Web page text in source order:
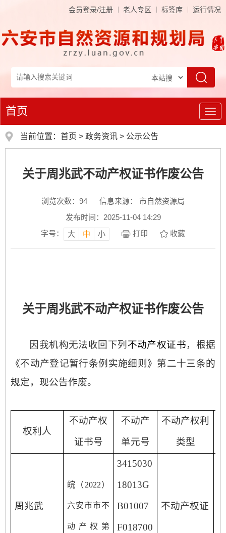
会员登录/注册 老人专区 标签库 运行情况
导
首页
当前位置： 首页 > 政务资讯 > 公示公告
关于周兆武不动产权证书作废公告
浏览次数： 94
信息来源： 市自然资源局
发布时间：2025-11-04 14:29
字号：
大 中 小 打印 收藏
关于周兆武不动产权证书作废公告
因我机构无法收回下列 不动产权证书，根据
《不动产登记暂行条例实施细则》第二十三条的
规定，现公告作废。
权利人
不动产权
证书号
不动产
单元号
不动产权利
类型
周兆武
皖（ 2022）
六安市市不
动产权第
3415030
18013G
B01007
F018700
不动产权证